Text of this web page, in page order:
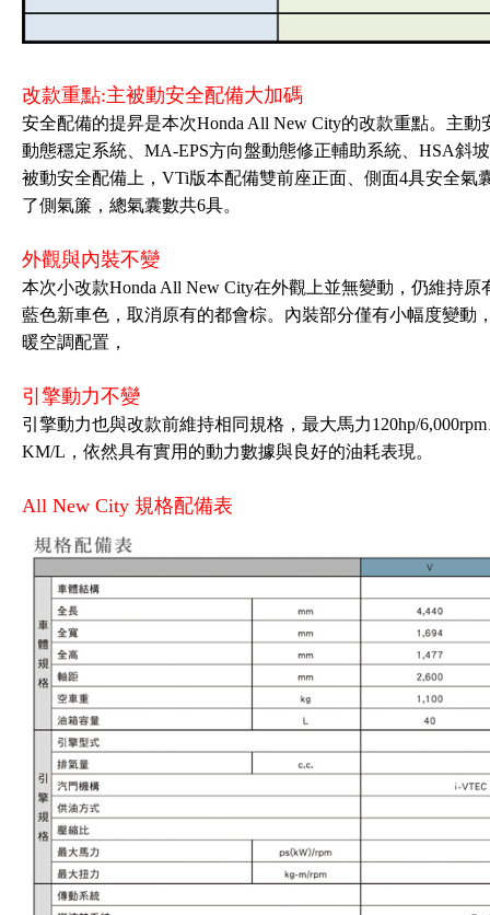
改款重點:主被動安全配備大加碼
安全配備的提昇是本次Honda All New City的改款重點。主
動態穩定系統、MA-EPS方向盤動態修正輔助系統、HSA斜
被動安全配備上，VTi版本配備雙前座正面、側面4具安全氣
了側氣簾，總氣囊數共6具。
外觀與內裝不變
本次小改款Honda All New City在外觀上並無變動，仍維持
藍色新車色，取消原有的都會棕。內裝部分僅有小幅度變動
暖空調配置，
引擎動力不變
引擎動力也與改款前維持相同規格，最大馬力120hp/
KM/L，依然具有實用的動力數據與良好的油耗表現。
All New City 規格配備表